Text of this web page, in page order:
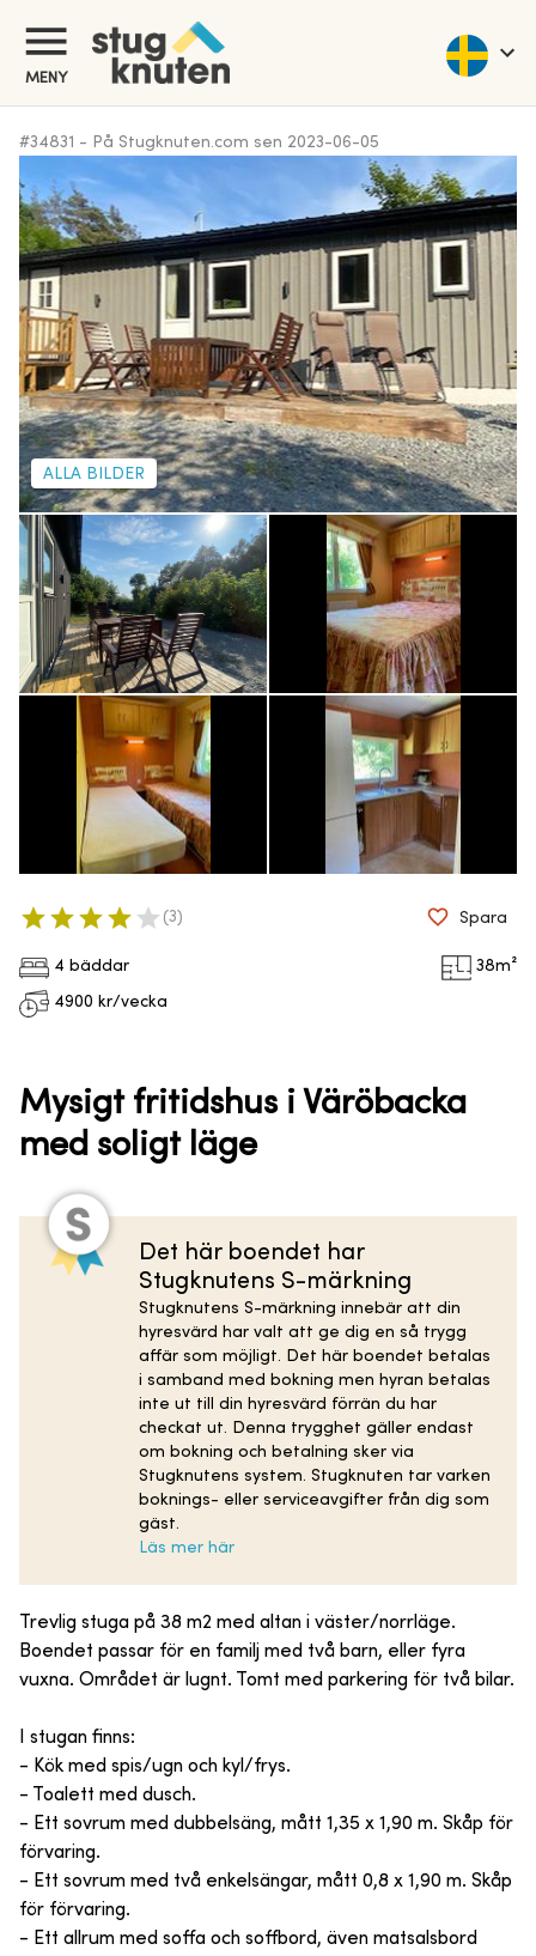
MENY
#34831 - På Stugknuten.com sen 2023-06-05
ALLA BILDER
4 bäddar 38m²
4900 kr/vecka
(3 ) Spara
Mysigt fritidshus i Väröbacka
med soligt läge
Det här boendet har
Stugknutens S-märkning
Stugknutens S-märkning innebär att din
hyresvärd har valt att ge dig en så trygg
affär som möjligt. Det här boendet betalas
i samband med bokning men hyran betalas
inte ut till din hyresvärd förrän du har
checkat ut. Denna trygghet gäller endast
om bokning och betalning sker via
Stugknutens system. Stugknuten tar varken
boknings- eller serviceavgifter från dig som
gäst.
Läs mer här
Trevlig stuga på 38 m2 med altan i väster/norrläge.
Boendet passar för en familj med två barn, eller fyra
vuxna. Området är lugnt. Tomt med parkering för två bilar.
I stugan finns:
- Kök med spis/ugn och kyl/frys.
- Toalett med dusch.
- Ett sovrum med dubbelsäng, mått 1,35 x 1,90 m. Skåp för
förvaring.
- Ett sovrum med två enkelsängar, mått 0,8 x 1,90 m. Skåp
för förvaring.
- Ett allrum med soffa och soffbord, även matsalsbord